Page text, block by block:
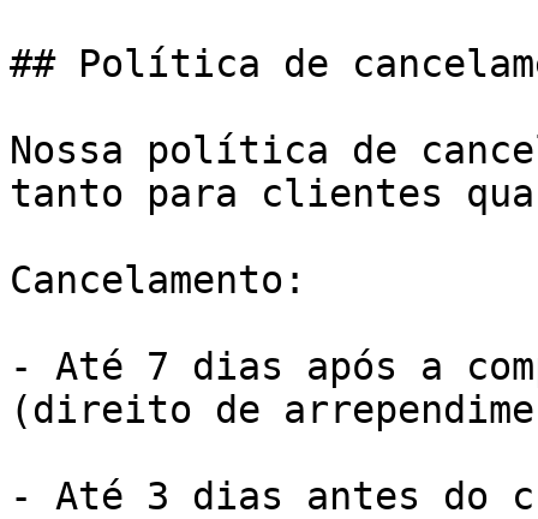
## Política de
Nossa política de
tanto para clientes
Cancelamento:
- Até 7 dias após a
(direito de
- Até 3 dias antes do